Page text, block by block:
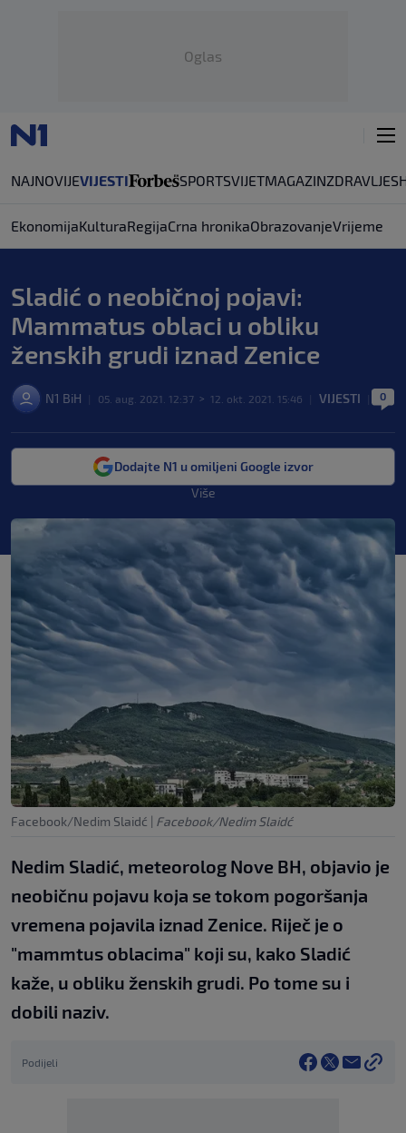
Oglas
NAJNOVIJEVIJESTI SPORTSVIJETMAGAZINZDRAVLJE
EkonomijaKulturaRegijaCrna hronikaObrazovanjeVrijeme
Sladić o neobičnoj pojavi:
Mammatus oblaci u obliku
ženskih grudi iznad Zenice
N1 BiH 05. aug. 2021. 12:37 > 12. okt. 2021. 15:46 VIJESTI 0
Dodajte N1 u omiljeni Google izvor
Više
Facebook/Nedim Slaidć | Facebook/Nedim Slaidć
Nedim Sladić, meteorolog Nove BH, objavio je
neobičnu pojavu koja se tokom pogoršanja
vremena pojavila iznad Zenice. Riječ je o
"mammtus oblacima" koji su, kako Sladić
kaže, u obliku ženskih grudi. Po tome su i
dobili naziv.
Podijeli